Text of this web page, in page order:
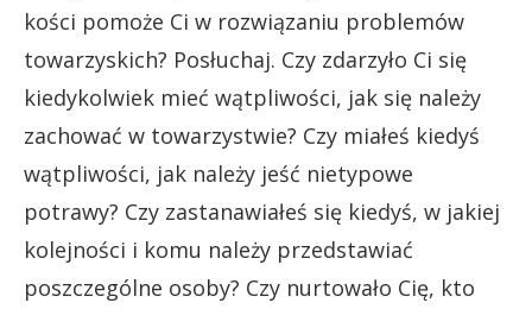
kości pomoże Ci w rozwiązaniu problemów
towarzyskich? Posłuchaj. Czy zdarzyło Ci się
kiedykolwiek mieć wątpliwości, jak się należy
zachować w towarzystwie? Czy miałeś kiedyś
wątpliwości, jak należy jeść nietypowe
potrawy? Czy zastanawiałeś się kiedyś, w jakiej
kolejności i komu należy przedstawiać
poszczególne osoby? Czy nurtowało Cię, kto